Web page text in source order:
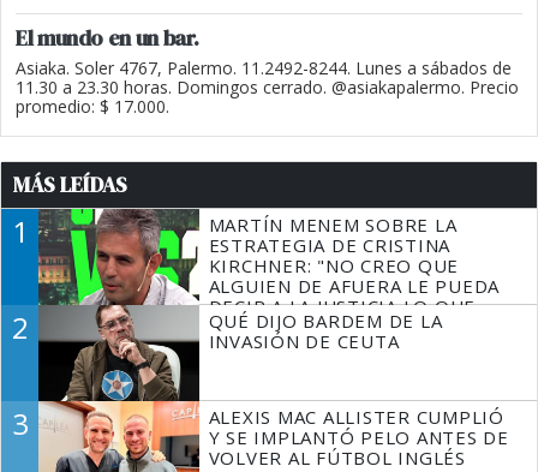
El mundo en un bar.
Asiaka. Soler 4767, Palermo. 11.2492-8244. Lunes a sábados de
11.30 a 23.30 horas. Domingos cerrado. @asiakapalermo. Precio
promedio: $ 17.000.
MÁS LEÍDAS
1
MARTÍN MENEM SOBRE LA
ESTRATEGIA DE CRISTINA
KIRCHNER: "NO CREO QUE
ALGUIEN DE AFUERA LE PUEDA
DECIR A LA JUSTICIA LO QUE
TIENE QUE HACER"
2
QUÉ DIJO BARDEM DE LA
INVASIÓN DE CEUTA
3
ALEXIS MAC ALLISTER CUMPLIÓ
Y SE IMPLANTÓ PELO ANTES DE
VOLVER AL FÚTBOL INGLÉS